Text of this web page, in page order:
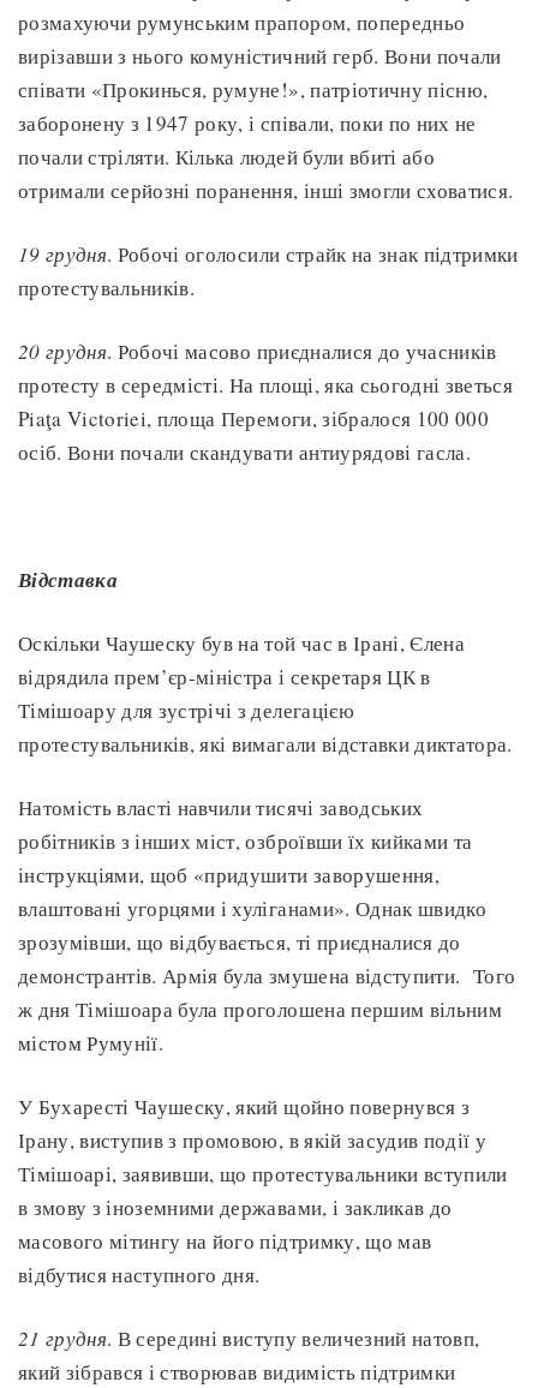
розмахуючи румунським прапором, попередньо
вирізавши з нього комуністичний герб. Вони почали
співати «Прокинься, румуне!», патріотичну пісню,
заборонену з 1947 року, і співали, поки по них не
почали стріляти. Кілька людей були вбиті або
отримали серйозні поранення, інші змогли сховатися.
19 грудня. Робочі оголосили страйк на знак підтримки
протестувальників.
20 грудня. Робочі масово приєдналися до учасників
протесту в середмісті. На площі, яка сьогодні зветься
Piaţa Victoriei, площа Перемоги, зібралося 100 000
осіб. Вони почали скандувати антиурядові гасла.
Відставка
Оскільки Чаушеску був на той час в Ірані, Єлена
відрядила прем’єр-міністра і секретаря ЦК в
Тімішоару для зустрічі з делегацією
протестувальників, які вимагали відставки диктатора.
Натомість власті навчили тисячі заводських
робітників з інших міст, озброївши їх кийками та
інструкціями, щоб «придушити заворушення,
влаштовані угорцями і хуліганами». Однак швидко
зрозумівши, що відбувається, ті приєдналися до
демонстрантів. Армія була змушена відступити. Того
ж дня Тімішоара була проголошена першим вільним
містом Румунії.
У Бухаресті Чаушеску, який щойно повернувся з
Ірану, виступив з промовою, в якій засудив події у
Тімішоарі, заявивши, що протестувальники вступили
в змову з іноземними державами, і закликав до
масового мітингу на його підтримку, що мав
відбутися наступного дня.
21 грудня. В середині виступу величезний натовп,
який зібрався і створював видимість підтримки